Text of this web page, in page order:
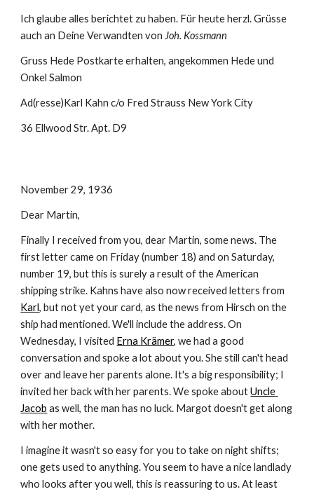
Ich glaube alles berichtet zu haben. Für heute herzl. Grüsse
auch an Deine Verwandten von Joh. Kossmann
Gruss Hede Postkarte erhalten, angekommen Hede und
Onkel Salmon
Ad(resse)Karl Kahn c/o Fred Strauss New York City
36 Ellwood Str. Apt. D9
November 29, 1936
Dear Martin,
Finally I received from you, dear Martin, some news. The
first letter came on Friday (number 18) and on Saturday,
number 19, but this is surely a result of the American
Karl, but not yet your card, as the news from Hirsch on the
ship had mentioned. We'll include the address. On
Wednesday, I visited Erna Krämer, we had a good
conversation and spoke a lot about you. She still can't head
over and leave her parents alone. It's a big responsibility; I
invited her back with her parents. We spoke about Uncle
Jacob as well, the man has no luck. Margot doesn't get along
with her mother.
I imagine it wasn't so easy for you to take on night shifts;
one gets used to anything. You seem to have a nice landlady
who looks after you well, this is reassuring to us. At least